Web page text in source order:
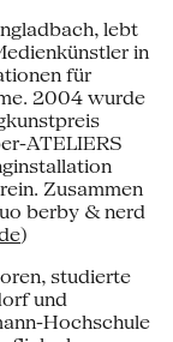
lebt
in
für
2004 wurde
ATELIERS
Zusammen
berby & nerd
)
studierte
und
Hochschule